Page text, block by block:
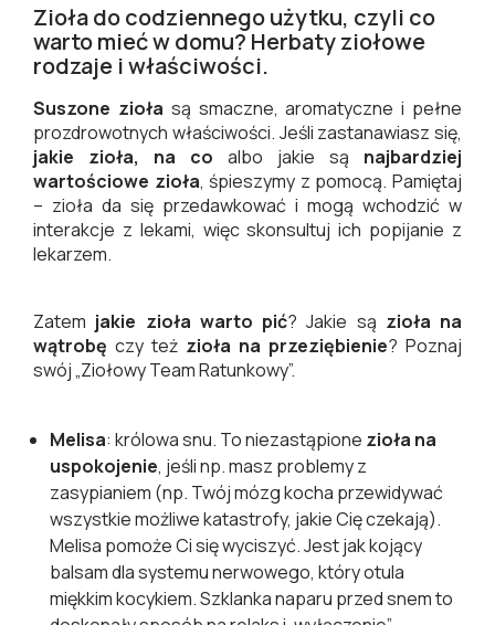
Zioła do codziennego użytku, czyli co
warto mieć w domu? Herbaty ziołowe
rodzaje i właściwości.
Suszone zioła są smaczne, aromatyczne i pełne
prozdrowotnych właściwości. Jeśli zastanawiasz się,
jakie zioła, na co albo jakie są najbardziej
wartościowe zioła, śpieszymy z pomocą. Pamiętaj
– zioła da się przedawkować i mogą wchodzić w
interakcje z lekami, więc skonsultuj ich popijanie z
lekarzem.
Zatem jakie zioła warto pić? Jakie są zioła na
wątrobę czy też zioła na przeziębienie? Poznaj
swój „Ziołowy Team Ratunkowy”.
Melisa: królowa snu. To niezastąpione zioła na
uspokojenie, jeśli np. masz problemy z
zasypianiem (np. Twój mózg kocha przewidywać
wszystkie możliwe katastrofy, jakie Cię czekają).
Melisa pomoże Ci się wyciszyć. Jest jak kojący
balsam dla systemu nerwowego, który otula
miękkim kocykiem. Szklanka naparu przed snem to